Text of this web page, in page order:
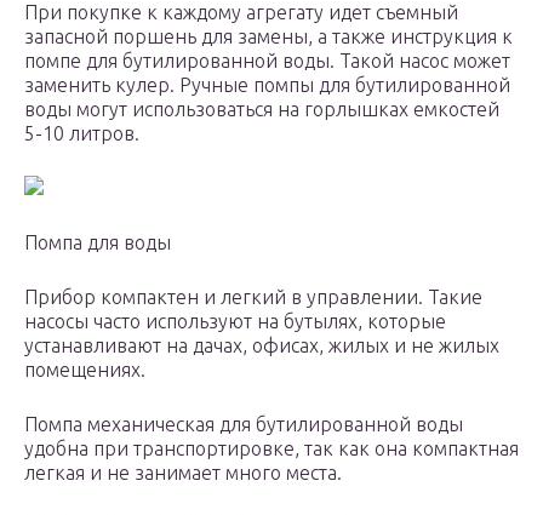
При покупке к каждому агрегату идет съемный
запасной поршень для замены, а также инструкция к
помпе для бутилированной воды. Такой насос может
заменить кулер. Ручные помпы для бутилированной
воды могут использоваться на горлышках емкостей
5-10 литров.
Помпа для воды
Прибор компактен и легкий в управлении. Такие
насосы часто используют на бутылях, которые
устанавливают на дачах, офисах, жилых и не жилых
помещениях.
Помпа механическая для бутилированной воды
удобна при транспортировке, так как она компактная
легкая и не занимает много места.